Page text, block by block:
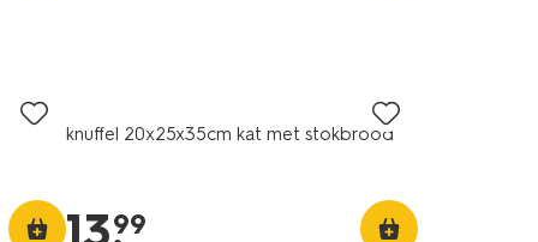
knuffel 20x25x35cm kat met stokbrood
99